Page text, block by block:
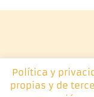
Política y
propias y de